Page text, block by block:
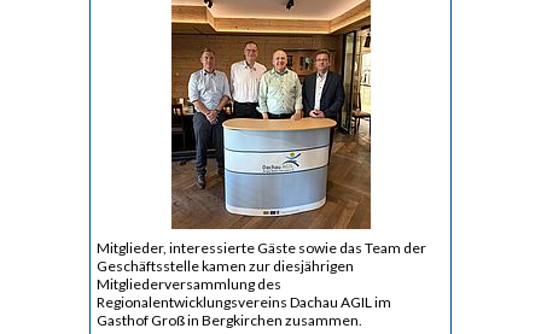
Mitglieder, interessierte Gäste sowie das Team der
Geschäftsstelle kamen zur diesjährigen
Mitgliederversammlung des
Regionalentwicklungsvereins Dachau AGIL im
Gasthof Groß in Bergkirchen zusammen.